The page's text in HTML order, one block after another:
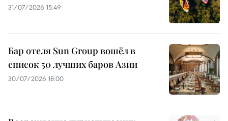
31/07/2026 15:49
Бар отеля Sun Group вошёл в
список 50 лучших баров Азии
30/07/2026 18:00